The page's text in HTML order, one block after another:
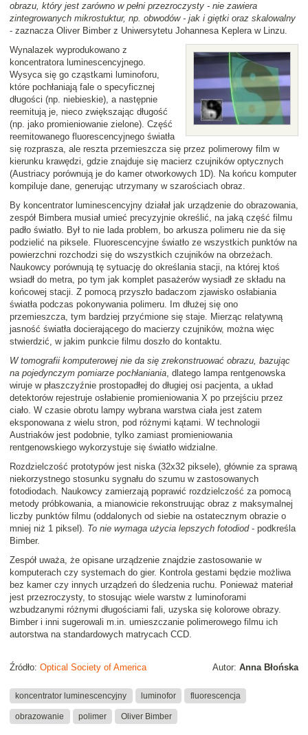
obrazu, który jest zarówno w pełni przezroczysty - nie zawiera
zintegrowanych mikrostuktur, np. obwodów - jak i giętki oraz skalowalny
- zaznacza Oliver Bimber z Uniwersytetu Johannesa Keplera w Linzu.
Wynalazek wyprodukowano z
koncentratora luminescencyjnego.
Wysyca się go cząstkami luminoforu,
które pochłaniają fale o specyficznej
długości (np. niebieskie), a następnie
reemitują je, nieco zwiększając długość
(np. jako promieniowanie zielone). Część
reemitowanego fluorescencyjnego światła
się rozprasza, ale reszta przemieszcza się przez polimerowy film w
kierunku krawędzi, gdzie znajduje się macierz czujników optycznych
(Austriacy porównują je do kamer otworkowych 1D). Na końcu komputer
kompiluje dane, generując utrzymany w szarościach obraz.
By koncentrator luminescencyjny działał jak urządzenie do obrazowania,
zespół Bimbera musiał umieć precyzyjnie określić, na jaką część filmu
padło światło. Był to nie lada problem, bo arkusza polimeru nie da się
podzielić na piksele. Fluorescencyjne światło ze wszystkich punktów na
powierzchni rozchodzi się do wszystkich czujników na obrzeżach.
Naukowcy porównują tę sytuację do określania stacji, na której ktoś
wsiadł do metra, po tym jak komplet pasażerów wysiadł ze składu na
końcowej stacji. Z pomocą przyszło badaczom zjawisko osłabiania
światła podczas pokonywania polimeru. Im dłużej się ono
przemieszcza, tym bardziej przyćmione się staje. Mierząc relatywną
jasność światła docierającego do macierzy czujników, można więc
stwierdzić, w jakim punkcie filmu doszło do kontaktu.
W tomografii komputerowej nie da się zrekonstruować obrazu, bazując
na pojedynczym pomiarze pochłaniania, dlatego lampa rentgenowska
wiruje w płaszczyźnie prostopadłej do długiej osi pacjenta, a układ
detektorów rejestruje osłabienie promieniowania X po przejściu przez
ciało. W czasie obrotu lampy wybrana warstwa ciała jest zatem
eksponowana z wielu stron, pod różnymi kątami. W technologii
Austriaków jest podobnie, tylko zamiast promieniowania
rentgenowskiego wykorzystuje się światło widzialne.
Rozdzielczość prototypów jest niska (32x32 piksele), głównie za sprawą
niekorzystnego stosunku sygnału do szumu w zastosowanych
fotodiodach. Naukowcy zamierzają poprawić rozdzielczość za pomocą
metody próbkowania, a mianowicie rekonstruując obraz z maksymalnej
liczby punktów filmu (oddalonych od siebie na ostatecznym obrazie o
mniej niż 1 piksel). To nie wymaga użycia lepszych fotodiod- podkreśla
Bimber.
Zespół uważa, że opisane urządzenie znajdzie zastosowanie w
komputerach czy systemach do gier. Kontrola gestami będzie możliwa
bez kamer czy innych urządzeń do śledzenia ruchu. Ponieważ materiał
jest przezroczysty, to stosując wiele warstw z luminoforami
wzbudzanymi różnymi długościami fali, uzyska się kolorowe obrazy.
Bimber i inni sugerowali m.in. umieszczanie polimerowego filmu ich
autorstwa na standardowych matrycach CCD.
Autor: Anna Błońska
Źródło: Optical Society of America
koncentrator luminescencyjny luminofor fluorescencja
obrazowanie polimer Oliver Bimber